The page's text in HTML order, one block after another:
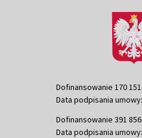
Dofinansowanie 170 151
Data podpisania umowy:
Dofinansowanie 391 856
Data podpisania umowy: